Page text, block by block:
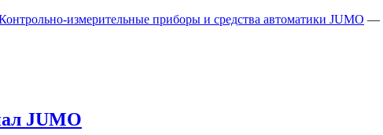
измерительные приборы и средства автоматики JUMO —
JUMO